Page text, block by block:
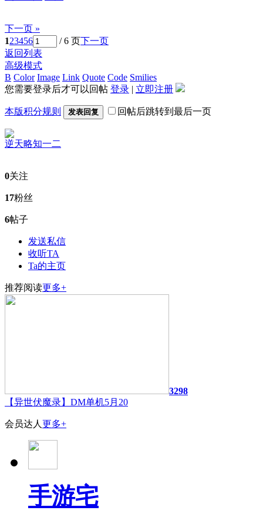
下一页 »
123456 / 6 页下一页
返回列表
高级模式
B Color Image Link Quote Code Smilies
您需要登录后才可以回帖 登录 | 立即注册
本版积分规则 发表回复 回帖后跳转到最后一页
逆天略知一二
0关注
17粉丝
6帖子
发送私信
收听TA
Ta的主页
推荐阅读更多+
3298
【异世伏魔录】DM单机5月20
会员达人 更多+
手游宅